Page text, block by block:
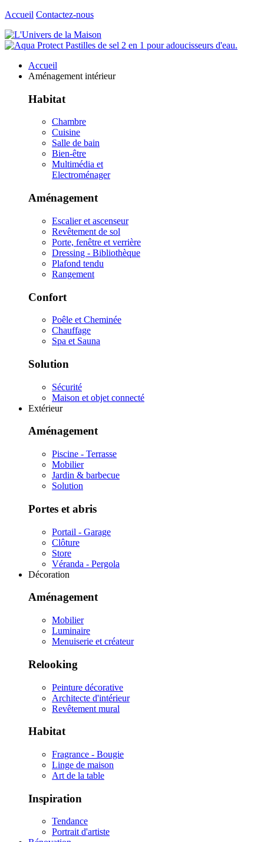
Accueil Contactez-nous
Accueil
Aménagement intérieur
Habitat
Chambre
Cuisine
Salle de bain
Bien-être
Multimédia et
Electroménager
Aménagement
Escalier et ascenseur
Revêtement de sol
Porte, fenêtre et verrière
Dressing - Bibliothèque
Plafond tendu
Rangement
Confort
Poêle et Cheminée
Chauffage
Spa et Sauna
Solution
Sécurité
Maison et objet connecté
Extérieur
Aménagement
Piscine - Terrasse
Mobilier
Jardin & barbecue
Solution
Portes et abris
Portail - Garage
Clôture
Store
Véranda - Pergola
Décoration
Aménagement
Mobilier
Luminaire
Menuiserie et créateur
Relooking
Peinture décorative
Architecte d'intérieur
Revêtement mural
Habitat
Fragrance - Bougie
Linge de maison
Art de la table
Inspiration
Tendance
Portrait d'artiste